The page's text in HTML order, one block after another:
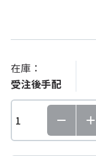
在庫：
受注後手配